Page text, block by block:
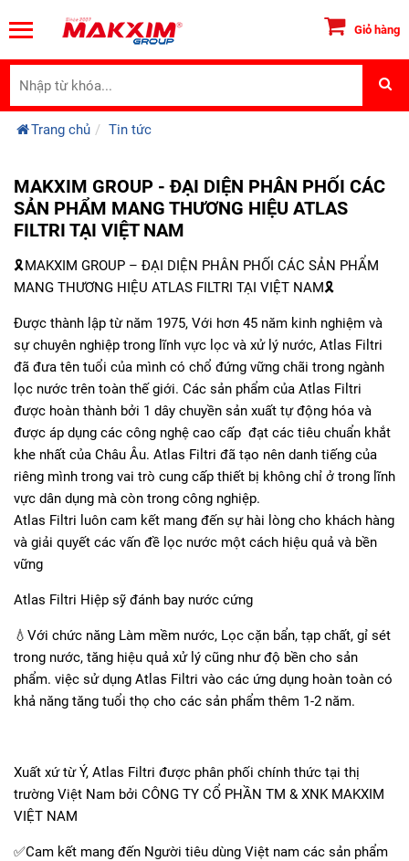
Giỏ hàng
Trang chủ Tin tức
MAKXIM GROUP - ĐẠI DIỆN PHÂN PHỐI CÁC
SẢN PHẨM MANG THƯƠNG HIỆU ATLAS
FILTRI TẠI VIỆT NAM
🎗MAKXIM GROUP – ĐẠI DIỆN PHÂN PHỐI CÁC SẢN PHẨM
MANG THƯƠNG HIỆU ATLAS FILTRI TẠI VIỆT NAM🎗
Được thành lập từ năm 1975, Với hơn 45 năm kinh nghiệm và
sự chuyên nghiệp trong lĩnh vực lọc và xử lý nước, Atlas Filtri
đã đưa tên tuổi của mình có chổ đứng vững chãi trong ngành
lọc nước trên toàn thế giới. Các sản phẩm của Atlas Filtri
được hoàn thành bởi 1 dây chuyền sản xuất tự động hóa và
được áp dụng các công nghệ cao cấp đạt các tiêu chuẩn khắt
khe nhất của Châu Âu. Atlas Filtri đã tạo nên danh tiếng của
riêng mình trong vai trò cung cấp thiết bị không chỉ ở trong lĩnh
vực dân dụng mà còn trong công nghiệp.
Atlas Filtri luôn cam kết mang đến sự hài lòng cho khách hàng
và giải quyết các vấn đề lọc nước một cách hiệu quả và bền
vững
Atlas Filtri Hiệp sỹ đánh bay nước cứng
💧Với chức năng Làm mềm nước, Lọc cặn bẩn, tạp chất, gỉ sét
trong nước, tăng hiệu quả xử lý cũng như độ bền cho sản
phẩm. việc sử dụng Atlas Filtri vào các ứng dụng hoàn toàn có
khả năng tăng tuổi thọ cho các sản phẩm thêm 1-2 năm.
Xuất xứ từ Ý, Atlas Filtri được phân phối chính thức tại thị
trường Việt Nam bởi CÔNG TY CỔ PHẦN TM & XNK MAKXIM
VIỆT NAM
✅Cam kết mang đến Người tiêu dùng Việt nam các sản phẩm